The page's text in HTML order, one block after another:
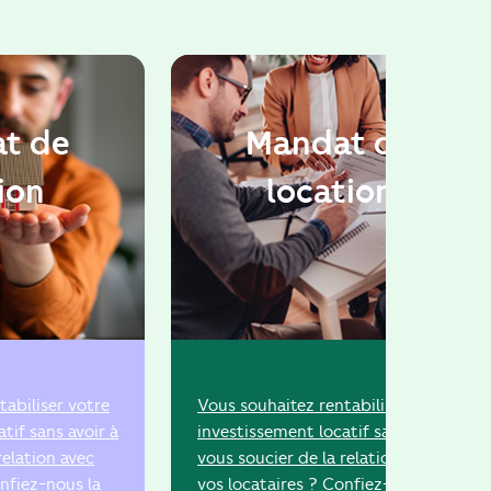
de
votre
sans avoir à
avec
nous la
Mandat de
location
Vous souhaitez rentabiliser votre
investissement locatif sans avoir à
vous soucier de la relation avec
vos locataires ? Confiez-nous la